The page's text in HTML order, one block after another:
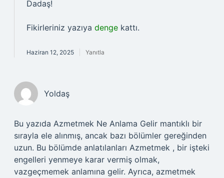
Dadaş!
Fikirleriniz yazıya denge kattı.
Haziran 12, 2025 Yanıtla
Yoldaş
Bu yazıda Azmetmek Ne Anlama Gelir mantıklı bir
sırayla ele alınmış, ancak bazı bölümler gereğinden
uzun. Bu bölümde anlatılanları Azmetmek , bir işteki
engelleri yenmeye karar vermiş olmak,
vazgeçmemek anlamına gelir. Ayrıca, azmetmek